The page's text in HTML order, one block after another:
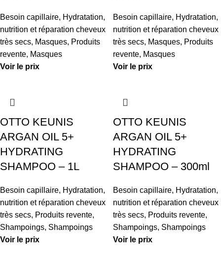
Besoin capillaire, Hydratation,
nutrition et réparation cheveux
très secs, Masques, Produits
revente, Masques
Voir le prix
Besoin capillaire, Hydratation,
nutrition et réparation cheveux
très secs, Masques, Produits
revente, Masques
Voir le prix
OTTO KEUNIS
ARGAN OIL 5+
HYDRATING
SHAMPOO – 1L
Besoin capillaire, Hydratation,
nutrition et réparation cheveux
très secs, Produits revente,
Shampoings, Shampoings
Voir le prix
OTTO KEUNIS
ARGAN OIL 5+
HYDRATING
SHAMPOO – 300ml
Besoin capillaire, Hydratation,
nutrition et réparation cheveux
très secs, Produits revente,
Shampoings, Shampoings
Voir le prix